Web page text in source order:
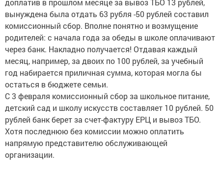
доплатив в прошлом месяце за вывоз ТБО 13 рублей,
вынуждена была отдать 63 рубля -50 рублей составил
комиссионный сбор. Вполне понятно и возмущение
родителей: с начала года за обеды в школе оплачивают
через банк. Накладно получается! Отдавая каждый
месяц, например, за двоих по 100 рублей, за учебный
год набирается приличная сумма, которая могла бы
остаться в бюджете семьи.
С 3 февраля комиссионный сбор за школьное питание,
детский сад и школу искусств составляет 10 рублей. 50
рублей банк берет за счет-фактуру ЕРЦ и вывоз ТБО.
Хотя последнюю без комиссии можно оплатить
напрямую представителю обслуживающей
организации.